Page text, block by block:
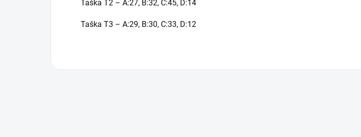
Taška T2 – A:27, B:32, C:45, D:14
Taška T3 – A:29, B:30, C:33, D:12